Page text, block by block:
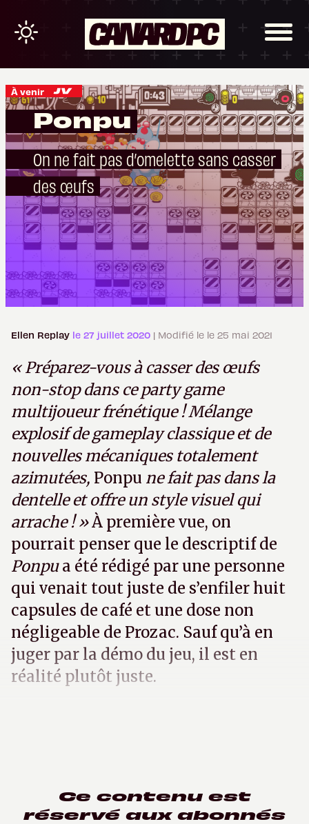
À venir
Ponpu
On ne fait pas d’omelette sans casser
des œufs
Ellen Replay le 27 juillet 2020 | Modifié le le 25 mai 2021
« Préparez-vous à casser des œufs
non-stop dans ce party game
multijoueur frénétique ! Mélange
explosif de gameplay classique et de
nouvelles mécaniques totalement
azimutées, Ponpu ne fait pas dans la
dentelle et offre un style visuel qui
arrache ! »À première vue, on
pourrait penser que le descriptif de
Ponpua été rédigé par une personne
qui venait tout juste de s’enfiler huit
capsules de café et une dose non
négligeable de Prozac. Sauf qu’à en
juger par la démo du jeu, il est en
réalité plutôt juste.
Ce contenu est
réservé aux abonnés